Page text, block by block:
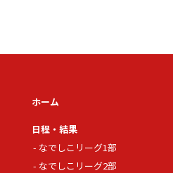
ホーム
日程・結果
なでしこリーグ1部
なでしこリーグ2部